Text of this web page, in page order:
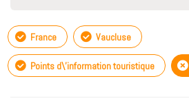
France Vaucluse
Points d\'information touristique